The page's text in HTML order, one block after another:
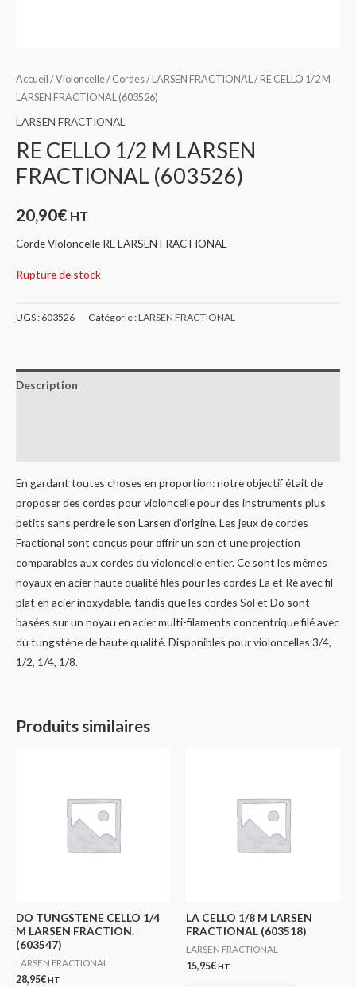
Accueil /Violoncelle/ Cordes/ LARSEN FRACTIONAL / RE CELLO 1/2 M
LARSEN FRACTIONAL (603526)
LARSEN FRACTIONAL
RE CELLO 1/2 M LARSEN
FRACTIONAL (603526)
20,90€ HT
Corde Violoncelle RE LARSEN FRACTIONAL
Rupture de stock
UGS : 603526 Catégorie :LARSEN FRACTIONAL
Description
En gardant toutes choses en proportion: notre objectif était de
proposer des cordes pour violoncelle pour des instruments plus
petits sans perdre le son Larsen d’origine. Les jeux de cordes
Fractional sont conçus pour offrir un son et une projection
comparables aux cordes du violoncelle entier. Ce sont les mêmes
noyaux en acier haute qualité filés pour les cordes La et Ré avec fil
plat en acier inoxydable, tandis que les cordes Sol et Do sont
basées sur un noyau en acier multi-filaments concentrique filé avec
du tungstène de haute qualité. Disponibles pour violoncelles 3/4,
1/2, 1/4, 1/8.
Produits similaires
DO TUNGSTENE CELLO 1/4
M LARSEN FRACTION.
(603547)
LARSEN FRACTIONAL
28,95€HT
LA CELLO 1/8 M LARSEN
FRACTIONAL (603518)
LARSEN FRACTIONAL
15,95€HT